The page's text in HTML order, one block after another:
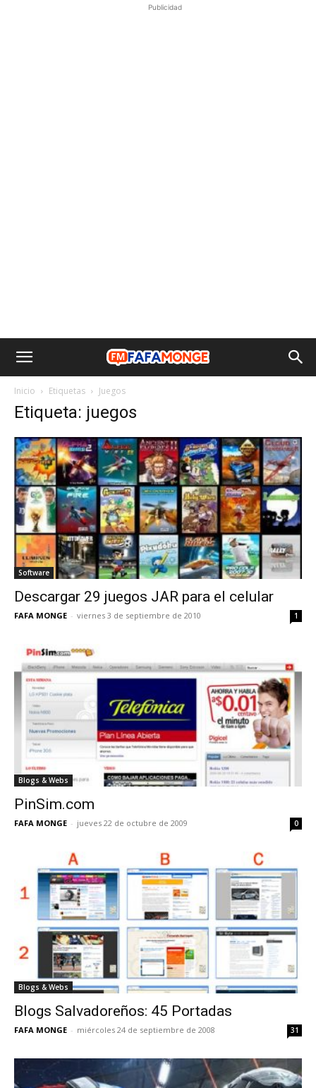
Publicidad
Inicio Etiquetas Juegos
Etiqueta: juegos
Software
Descargar 29 juegos JAR para el celular
FAFA MONGE - viernes 3 de septiembre de 2010 1
Blogs & Webs
PinSim.com
FAFA MONGE - jueves 22 de octubre de 2009 0
Blogs & Webs
Blogs Salvadoreños: 45 Portadas
FAFA MONGE - miércoles 24 de septiembre de 2008 31